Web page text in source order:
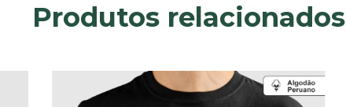
Produtos relacionados